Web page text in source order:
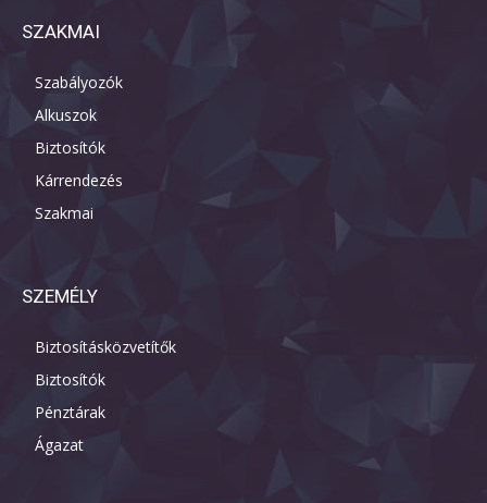
SZAKMAI
Szabályozók
Alkuszok
Biztosítók
Kárrendezés
Szakmai
SZEMÉLY
Biztosításközvetítők
Biztosítók
Pénztárak
Ágazat